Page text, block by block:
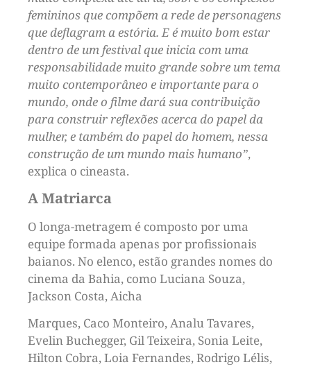
femininos que compõem a rede de personagens
que deflagram a estória. E é muito bom estar
dentro de um festival que inicia com uma
responsabilidade muito grande sobre um tema
muito contemporâneo e importante para o
mundo, onde o filme dará sua contribuição
para construir reflexões acerca do papel da
mulher, e também do papel do homem, nessa
construção de um mundo mais humano”,
explica o cineasta.
A Matriarca
O longa-metragem é composto por uma
equipe formada apenas por profissionais
baianos. No elenco, estão grandes nomes do
cinema da Bahia, como Luciana Souza,
Jackson Costa, Aicha
Marques, Caco Monteiro, Analu Tavares,
Evelin Buchegger, Gil Teixeira, Sonia Leite,
Hilton Cobra, Loia Fernandes, Rodrigo Lélis,